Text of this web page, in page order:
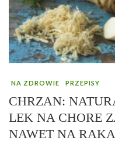
NA ZDROWIE PRZEPISY
CHRZAN:
LEK NA CHORE
NAWET NA RAKA